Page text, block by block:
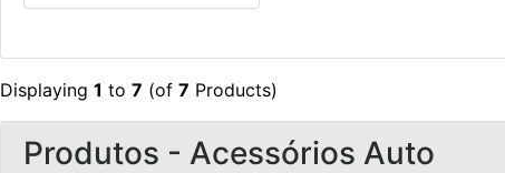
Displaying 1 to 7 (of 7 Products)
Produtos - Acessórios Auto